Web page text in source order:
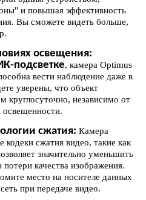
и повышая эффективность
Вы сможете видеть больше,
освещения:
подсветке, камера Optimus
вести наблюдение даже в
уверены, что объект
круглосуточно, независимо от
освещенности.
сжатия: Камера
кодеки сжатия видео, такие как
значительно уменьшить
качества изображения.
место на носителе данных
при передаче видео.